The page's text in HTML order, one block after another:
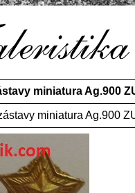
miniatura Ag.900
miniatura Ag.900